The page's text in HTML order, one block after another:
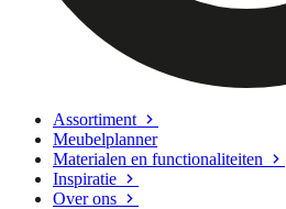
Assortiment
Meubelplanner
Materialen en functionaliteiten
Inspiratie
Over ons